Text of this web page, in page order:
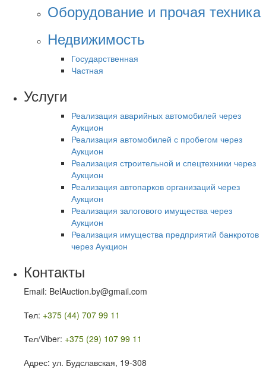
Оборудование и прочая техника
Недвижимость
Государственная
Частная
Услуги
Реализация аварийных автомобилей через
Аукцион
Реализация автомобилей с пробегом через
Аукцион
Реализация строительной и спецтехники через
Аукцион
Реализация автопарков организаций через
Аукцион
Реализация залогового имущества через
Аукцион
Реализация имущества предприятий банкротов
через Аукцион
Контакты
Email: BelAuction.by@gmail.com
Тел: +375 (44) 707 99 11
Тел/Viber: +375 (29) 107 99 11
Адрес: ул. Будславская, 19-308